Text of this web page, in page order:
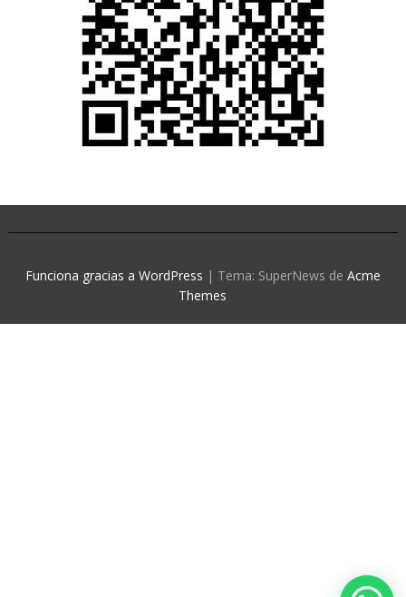
Funciona gracias a WordPress | Tema: SuperNews de Acme
Themes